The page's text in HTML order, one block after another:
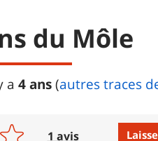
du Môle
a 4 ans (autres traces
1 avis